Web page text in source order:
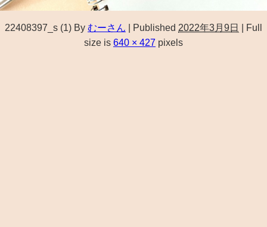
22408397_s (1) By むーさん Published 2022年3月9日
Full
size is 640 × 427 pixels